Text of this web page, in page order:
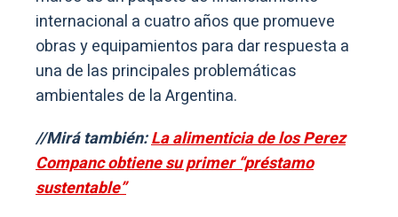
internacional a cuatro años que promueve
obras y equipamientos para dar respuesta a
una de las principales problemáticas
ambientales de la Argentina.
//Mirá también:La alimenticia de los Perez
Companc obtiene su primer “préstamo
sustentable”